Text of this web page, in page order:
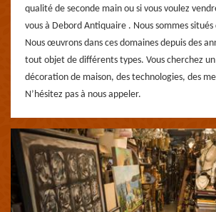
qualité de seconde main ou si vous voulez
vous à Debord Antiquaire . Nous sommes situés
Nous œuvrons dans ces domaines depuis des
tout objet de différents types. Vous cherchez
décoration de maison, des technologies, des
N’hésitez pas à nous appeler.